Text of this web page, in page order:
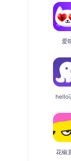
爱
hello
花椒